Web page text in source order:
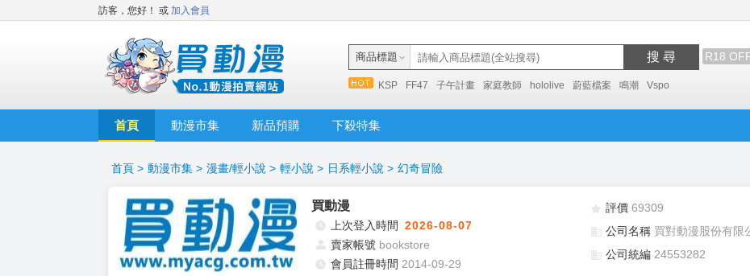
訪客，您好！ 或 加入會員
商品標題 搜 尋 R18
KSP FF47 子午計畫 家庭教師 hololive 蔚藍檔案 鳴潮 Vspo
首頁 動漫市集 新品預購 下殺特集
首頁 > 動漫市集 > 漫畫/輕小說 > 輕小說 > 日系輕小說 > 幻奇冒險
買動漫
上次登入時間 2026-08-07
賣家帳號 bookstore
會員註冊時間 2014-09-29
評價 69309
公司名稱 買對動漫股份有限
公司統編 24553282